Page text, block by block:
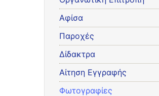
Αφίσα
Παροχές
Δίδακτρα
Αίτηση Εγγραφής
Φωτογραφίες